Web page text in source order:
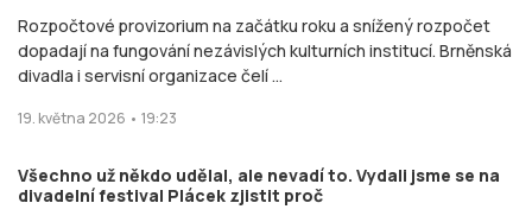
Rozpočtové provizorium na začátku roku a snížený rozpočet
dopadají na fungování nezávislých kulturních institucí. Brněnská
divadla i servisní organizace čelí ...
19. května 2026 • 19:23
Všechno už někdo udělal, ale nevadí to. Vydali jsme se na
divadelní festival Plácek zjistit proč